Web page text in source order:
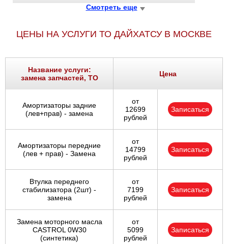
Саратов
Солнцево
Сочи
Сургут
Тольятти
Тула
Тюмень
Чебоксары
Челябинск
SIRION
TREVIS YRV
Смотреть еще
ЦЕНЫ НА УСЛУГИ ТО ДАЙХАТСУ В МОСКВЕ
Название услуги:
замена запчастей, ТО
Цена
Амортизаторы задние
(лев+прав) - замена
от
12699
рублей
Записаться
Амортизаторы передние
(лев + прав) - Замена
от
14799
рублей
Записаться
Втулка переднего
стабилизатора (2шт) -
замена
от
7199
рублей
Записаться
Замена моторного масла
CASTROL 0W30
(синтетика)
от
5099
рублей
Записаться